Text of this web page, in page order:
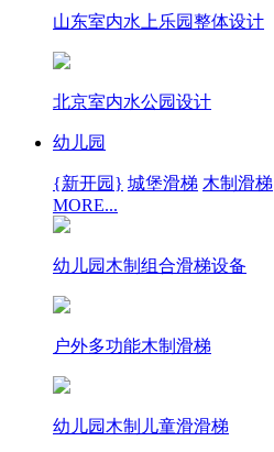
山东室内水上乐园整体设计
北京室内水公园设计
幼儿园
{新开园} 城堡滑梯 木制滑梯
MORE...
幼儿园木制组合滑梯设备
户外多功能木制滑梯
幼儿园木制儿童滑滑梯